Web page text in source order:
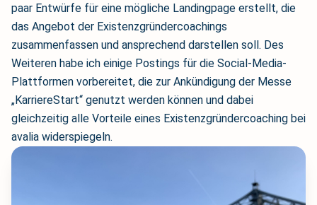
paar Entwürfe für eine mögliche Landingpage erstellt, die
das Angebot der Existenzgründercoachings
zusammenfassen und ansprechend darstellen soll. Des
Weiteren habe ich einige Postings für die Social-Media-
Plattformen vorbereitet, die zur Ankündigung der Messe
„KarriereStart“ genutzt werden können und dabei
gleichzeitig alle Vorteile eines Existenzgründercoaching bei
avalia widerspiegeln.